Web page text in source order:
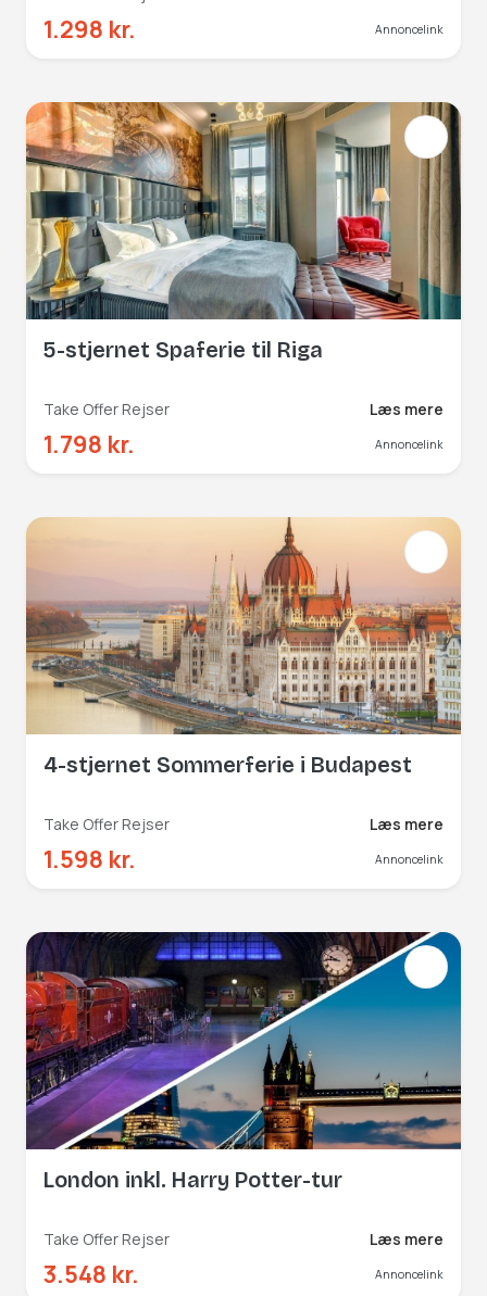
1.298 kr. Annoncelink
5-stjernet Spaferie til Riga
Take Offer Rejser Læs mere
1.798 kr. Annoncelink
4-stjernet Sommerferie i Budapest
Take Offer Rejser Læs mere
1.598 kr. Annoncelink
London inkl. Harry Potter-tur
Take Offer Rejser Læs mere
3.548 kr. Annoncelink